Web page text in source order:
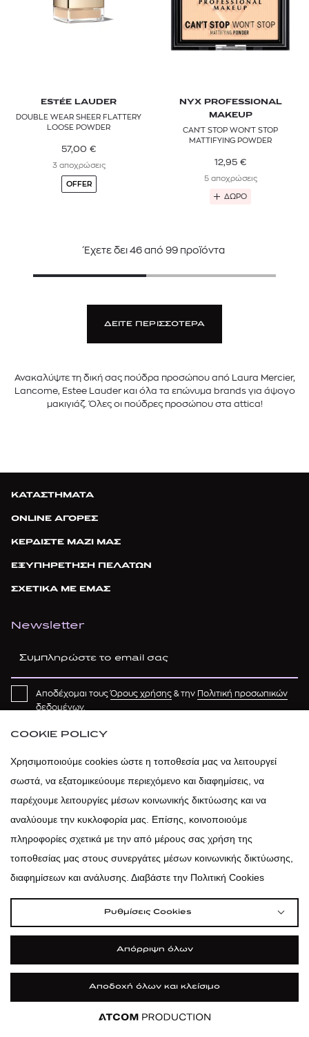
ESTÉE LAUDER
DOUBLE WEAR SHEER FLATTERY
LOOSE POWDER
57,00 €
3 αποχρώσεις
OFFER
NYX PROFESSIONAL
MAKEUP
CAN'T STOP WON'T STOP
MATTIFYING POWDER
12,95 €
5 αποχρώσεις
ΔΩΡΟ
Έχετε δει 46 από 99 προϊόντα
ΔΕΙΤΕ ΠΕΡΙΣΣΟΤΕΡΑ
Ανακαλύψτε τη δική σας πούδρα προσώπου από Laura Mercier,
Lancome, Estee Lauder και όλα τα επώνυμα brands για άψογο
μακιγιάζ. Όλες οι πούδρες προσώπου στα attica!
ΚΑΤΑΣΤΗΜΑΤΑ
ONLINE ΑΓΟΡΕΣ
ΚΕΡΔΙΣΤΕ ΜΑΖΙ ΜΑΣ
ΕΞΥΠΗΡΕΤΗΣΗ ΠΕΛΑΤΩΝ
ΣΧΕΤΙΚΑ ΜΕ ΕΜΑΣ
Newsletter
Αποδέχομαι τουςΌρους χρήσης & την Πολιτική προσωπικών
δεδομένων.
atticadps
atticaofficial |atticabeauty
atticadps
COOKIE POLICY
Χρησιμοποιούμε cookies ώστε η τοποθεσία μας να λειτουργεί
σωστά, να εξατομικεύουμε περιεχόμενο και διαφημίσεις, να
παρέχουμε λειτουργίες μέσων κοινωνικής δικτύωσης και να
αναλύουμε την κυκλοφορία μας. Επίσης, κοινοποιούμε
πληροφορίες σχετικά με την από μέρους σας χρήση της
τοποθεσίας μας στους συνεργάτες μέσων κοινωνικής δικτύωσης,
διαφημίσεων και ανάλυσης. Διαβάστε την Πολιτική Cookies
Ρυθμίσεις Cookies
Απόρριψη όλων
Αποδοχή όλων και κλείσιμο